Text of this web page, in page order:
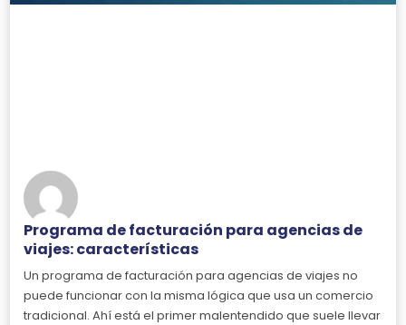
Programa de facturación para agencias de
viajes: características
Un programa de facturación para agencias de viajes no
puede funcionar con la misma lógica que usa un comercio
tradicional. Ahí está el primer malentendido que suele llevar